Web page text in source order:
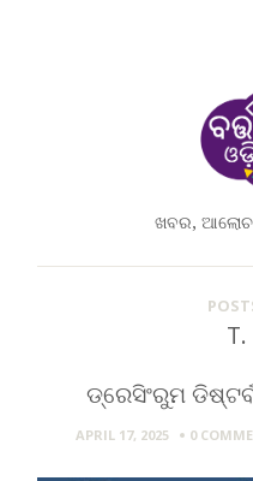
ଖବର,
ଡ୍ରେସିଂରୁମ
APRIL 17, 2025 0